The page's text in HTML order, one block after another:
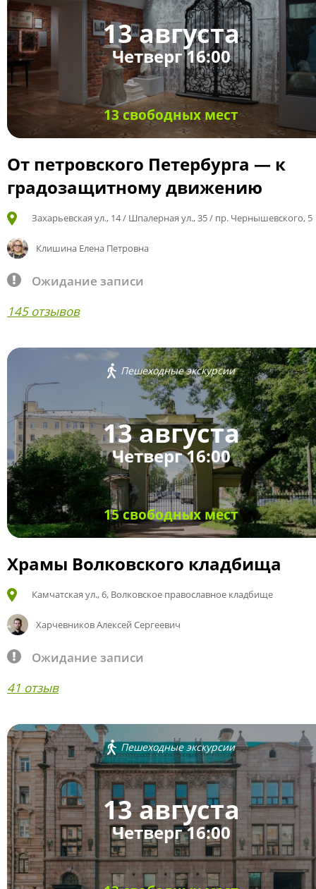
13 августа
Четверг 16:00
13 свободных мест
От петровского Петербурга — к
градозащитному движению
Захарьевская ул., 14 / Шпалерная ул., 35 / пр. Чернышевского, 5
Клишина Елена Петровна
Ожидание записи
145 отзывов
Пешеходные экскурсии
13 августа
Четверг 16:00
15 свободных мест
Храмы Волковского кладбища
Камчатская ул., 6, Волковское православное кладбище
Харчевников Алексей Сергеевич
Ожидание записи
41 отзыв
Пешеходные экскурсии
13 августа
Четверг 16:00